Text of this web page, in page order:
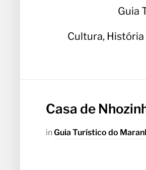
Guia
Cultura, História
Casa de
inGuia Turístico do